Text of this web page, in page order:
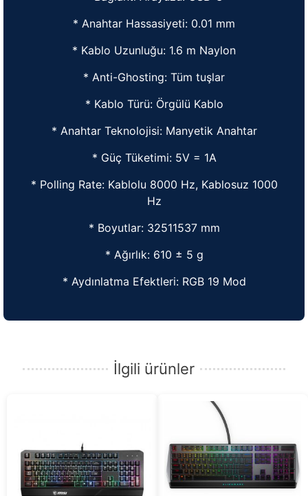
* Anahtar Hassasiyeti: 0.01 mm
* Kablo Uzunluğu: 1.6 m Naylon
* Anti-Ghosting: Tüm tuşlar
* Kablo Türü: Örgülü Kablo
* Anahtar Teknolojisi: Manyetik Anahtar
* Güç Tüketimi: 5V = 1A
* Polling Rate: Kablolu 8000 Hz, Kablosuz 1000
Hz
* Boyutlar: 32511537 mm
* Ağırlık: 610 ± 5 g
* Aydınlatma Efektleri: RGB 19 Mod
İlgili ürünler